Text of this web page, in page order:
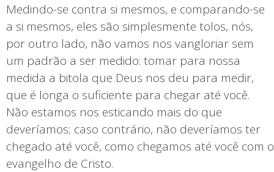
Medindo-se contra si mesmos, e comparando-se
a si mesmos, eles são simplesmente tolos, nós,
por outro lado, não vamos nos vangloriar sem
um padrão a ser medido: tomar para nossa
medida a bitola que Deus nos deu para medir,
que é longa o suficiente para chegar até você.
Não estamos nos esticando mais do que
deveríamos; caso contrário, não deveríamos ter
chegado até você, como chegamos até você com o
evangelho de Cristo.